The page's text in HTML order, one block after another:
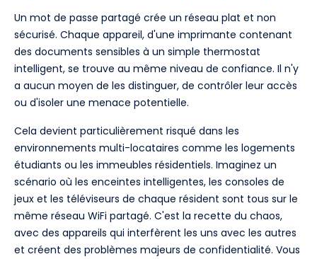
Un mot de passe partagé crée un réseau plat et non
sécurisé. Chaque appareil, d'une imprimante contenant
des documents sensibles à un simple thermostat
intelligent, se trouve au même niveau de confiance. Il n'y
a aucun moyen de les distinguer, de contrôler leur accès
ou d'isoler une menace potentielle.
Cela devient particulièrement risqué dans les
environnements multi-locataires comme les logements
étudiants ou les immeubles résidentiels. Imaginez un
scénario où les enceintes intelligentes, les consoles de
jeux et les téléviseurs de chaque résident sont tous sur le
même réseau WiFi partagé. C'est la recette du chaos,
avec des appareils qui interfèrent les uns avec les autres
et créent des problèmes majeurs de confidentialité. Vous